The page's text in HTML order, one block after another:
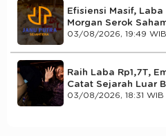
Efisiensi Masif, Laba
Morgan Serok
03/08/2026, 19:49 WIB
Raih Laba Rp1,7T,
Catat Sejarah Luar
03/08/2026, 18:31 WIB